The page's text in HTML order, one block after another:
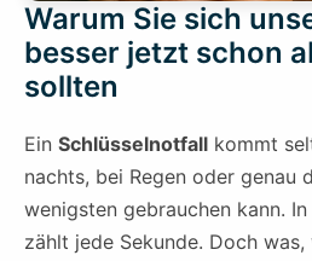
Warum Sie sich
besser jetzt schon
sollten
Ein Schlüsselnotfall kommt
nachts, bei Regen oder genau
wenigsten gebrauchen kann.
zählt jede Sekunde. Doch